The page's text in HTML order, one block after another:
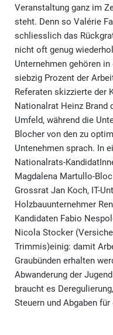
Veranstaltung ganz im
steht. Denn so Valérie
schliesslich das
nicht oft genug
Unternehmen gehören
siebzig Prozent der
Referaten skizzierte der
Nationalrat Heinz
Umfeld, während die
Blocher von den zu
Untenehmen sprach. In
Nationalrats-
Magdalena Martullo-
Grossrat Jan Koch, IT-
Holzbauunternehmer
Kandidaten Fabio
Nicola Stocker
Trimmis)einig: damit
Graubünden erhalten
Abwanderung der
braucht es
Steuern und Abgaben